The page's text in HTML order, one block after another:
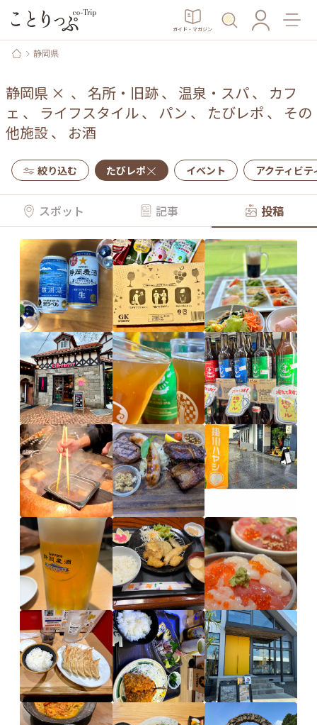
ガイド・マガジン
静岡県
静岡県 × 、 名所・旧跡、 温泉・スパ、 カフ
ェ 、 ライフスタイル、 パン 、 たびレポ 、 その
他施設、 お酒
絞り込む たびレポ イベント アクティビテ
スポット 記事 投稿